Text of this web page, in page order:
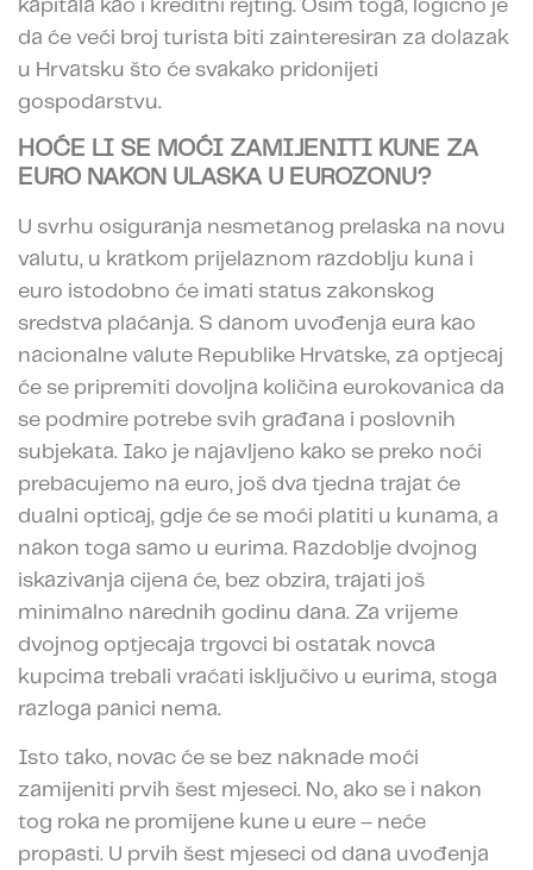
kapitala kao i kreditni rejting. Osim toga, logično je
da će veći broj turista biti zainteresiran za dolazak
u Hrvatsku što će svakako pridonijeti
gospodarstvu.
HOĆE LI SE MOĆI ZAMIJENITI KUNE ZA
EURO NAKON ULASKA U EUROZONU?
U svrhu osiguranja nesmetanog prelaska na novu
valutu, u kratkom prijelaznom razdoblju kuna i
euro istodobno će imati status zakonskog
sredstva plaćanja. S danom uvođenja eura kao
nacionalne valute Republike Hrvatske, za optjecaj
će se pripremiti dovoljna količina eurokovanica da
se podmire potrebe svih građana i poslovnih
subjekata. Iako je najavljeno kako se preko noći
prebacujemo na euro, još dva tjedna trajat će
dualni opticaj, gdje će se moći platiti u kunama, a
nakon toga samo u eurima. Razdoblje dvojnog
iskazivanja cijena će, bez obzira, trajati još
minimalno narednih godinu dana. Za vrijeme
dvojnog optjecaja trgovci bi ostatak novca
kupcima trebali vraćati isključivo u eurima, stoga
razloga panici nema.
Isto tako, novac će se bez naknade moći
zamijeniti prvih šest mjeseci. No, ako se i nakon
tog roka ne promijene kune u eure – neće
propasti. U prvih šest mjeseci od dana uvođenja